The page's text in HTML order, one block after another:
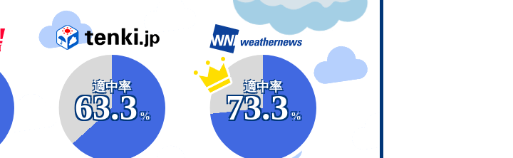
適中率
63.3
%
適中率
73.3
%